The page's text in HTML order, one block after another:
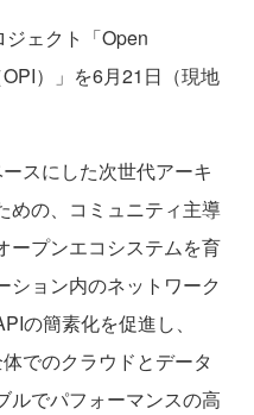
ェクト「Open
）」を6月21日（現地
スにした次世代アーキ
めの、コミュニティ主導
ープンエコシステムを育
ション内のネットワーク
の簡素化を促進し、
でのクラウドとデータ
ルでパフォーマンスの高